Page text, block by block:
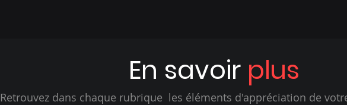
En savoir plus
Retrouvez dans chaque rubrique les éléments d'appréciation de